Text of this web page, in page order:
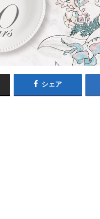
シェア